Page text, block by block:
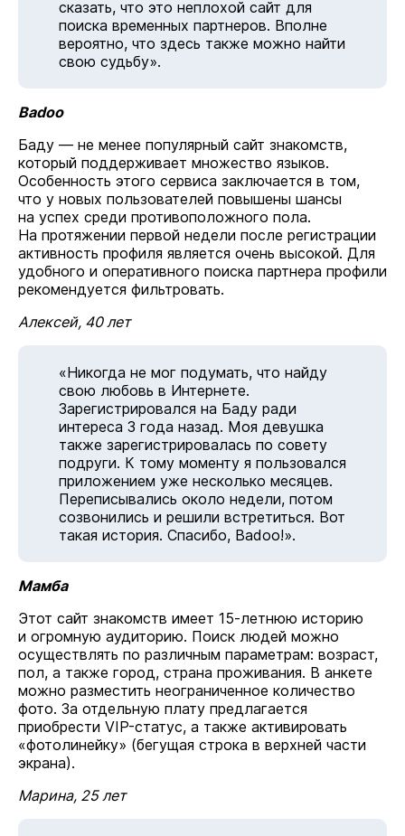
сказать, что это неплохой сайт для
поиска временных партнеров. Вполне
вероятно, что здесь также можно найти
свою судьбу».
Badoo
Баду — не менее популярный сайт знакомств,
который поддерживает множество языков.
Особенность этого сервиса заключается в том,
что у новых пользователей повышены шансы
на успех среди противоположного пола.
На протяжении первой недели после регистрации
активность профиля является очень высокой. Для
удобного и оперативного поиска партнера профили
рекомендуется фильтровать.
Алексей, 40 лет
«Никогда не мог подумать, что найду
свою любовь в Интернете.
Зарегистрировался на Баду ради
интереса 3 года назад. Моя девушка
также зарегистрировалась по совету
подруги. К тому моменту я пользовался
приложением уже несколько месяцев.
Переписывались около недели, потом
созвонились и решили встретиться. Вот
такая история. Спасибо, Badoo!».
Мамба
Этот сайт знакомств имеет 15-летнюю историю
и огромную аудиторию. Поиск людей можно
осуществлять по различным параметрам: возраст,
пол, а также город, страна проживания. В анкете
можно разместить неограниченное количество
фото. За отдельную плату предлагается
приобрести VIP-статус, а также активировать
«фотолинейку» (бегущая строка в верхней части
экрана).
Марина, 25 лет